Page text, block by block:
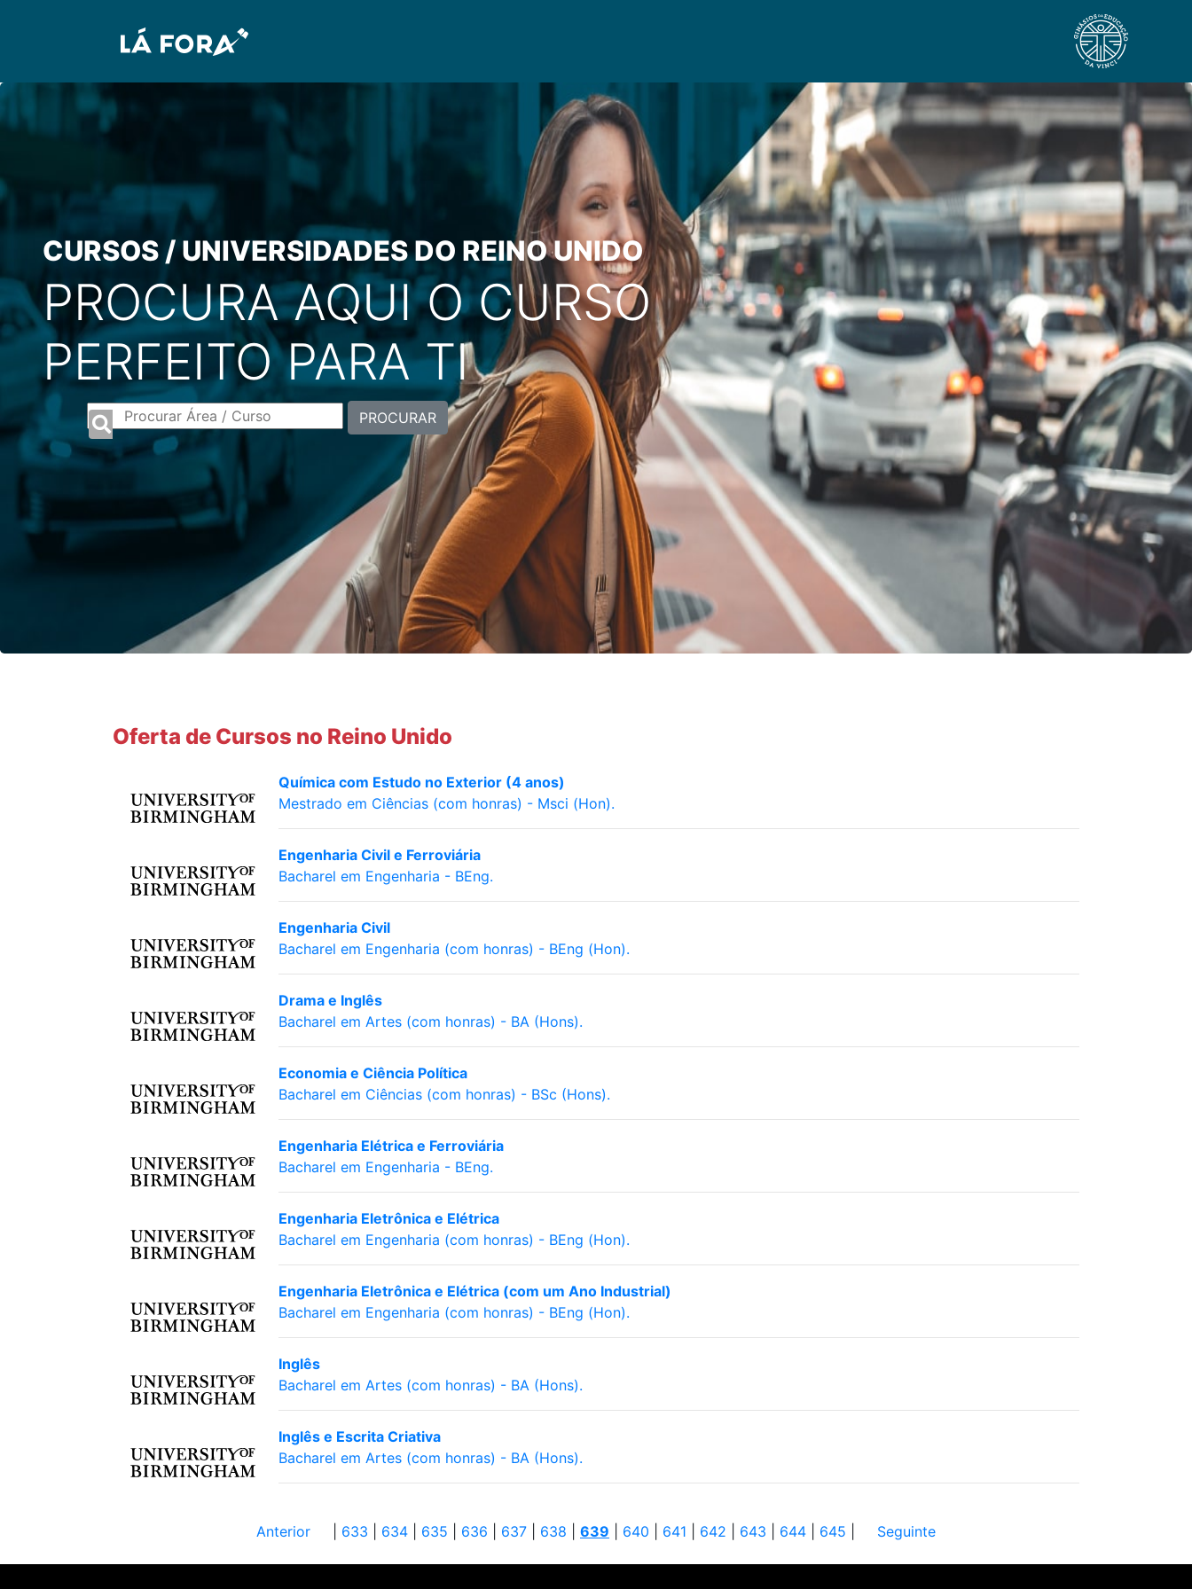
CURSOS / UNIVERSIDADES DO REINO UNIDO
PROCURA AQUI O CURSO
PERFEITO PARA TI
PROCURAR
Oferta de Cursos no Reino Unido
Química com Estudo no Exterior (4 anos)
Mestrado em Ciências (com honras) - Msci (Hon).
Engenharia Civil e Ferroviária
Bacharel em Engenharia - BEng.
Engenharia Civil
Bacharel em Engenharia (com honras) - BEng (Hon).
Drama e Inglês
Bacharel em Artes (com honras) - BA (Hons).
Economia e Ciência Política
Bacharel em Ciências (com honras) - BSc (Hons).
Engenharia Elétrica e Ferroviária
Bacharel em Engenharia - BEng.
Engenharia Eletrônica e Elétrica
Bacharel em Engenharia (com honras) - BEng (Hon).
Engenharia Eletrônica e Elétrica (com um Ano Industrial)
Bacharel em Engenharia (com honras) - BEng (Hon).
Inglês
Bacharel em Artes (com honras) - BA (Hons).
Inglês e Escrita Criativa
Bacharel em Artes (com honras) - BA (Hons).
Anterior 633 634 635 636 637 638 639 640 641 642 643 644 645 Seguinte